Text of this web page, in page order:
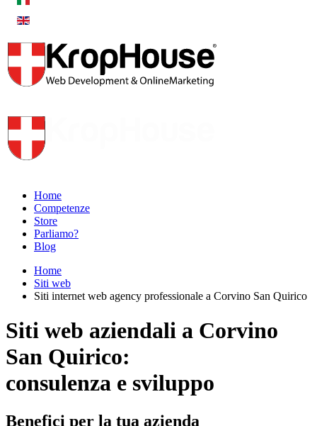
Home
Competenze
Store
Parliamo?
Blog
Home
Siti web
Siti internet web agency professionale a Corvino San Quirico
Siti web aziendali a Corvino
San Quirico:
consulenza e sviluppo
Benefici per la tua azienda